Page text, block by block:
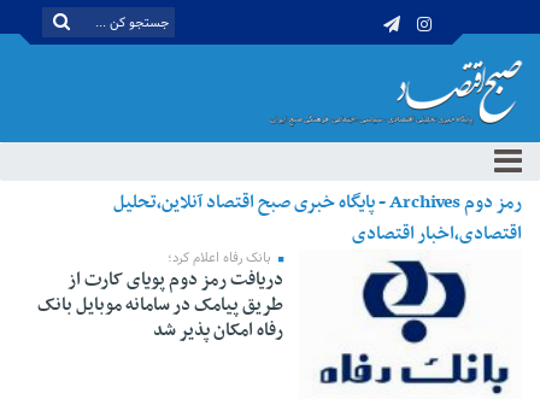
رمز دوم Archives - پایگاه خبری صبح اقتصاد آنلاین،تحلیل
اقتصادی،اخبار اقتصادی
بانک رفاه اعلام کرد؛
دریافت رمز دوم پویای کارت از
طریق پیامک در سامانه موبایل بانک
رفاه امکان پذیر شد